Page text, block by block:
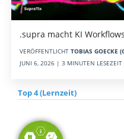
.supra macht KI
VERÖFFENTLICHT TOBIAS GOECKE
JUNI 6, 2026 | 3 MINUTEN LESEZEIT
Top 4 (Lernzeit)